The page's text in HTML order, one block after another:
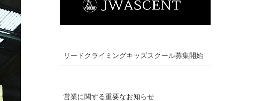
リードクライミングキッズスクール募集開始
営業に関する重要なお知らせ